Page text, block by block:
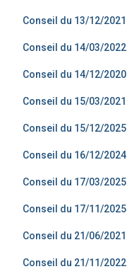
Conseil du 13/12/2021
Conseil du 14/03/2022
Conseil du 14/12/2020
Conseil du 15/03/2021
Conseil du 15/12/2025
Conseil du 16/12/2024
Conseil du 17/03/2025
Conseil du 17/11/2025
Conseil du 21/06/2021
Conseil du 21/11/2022